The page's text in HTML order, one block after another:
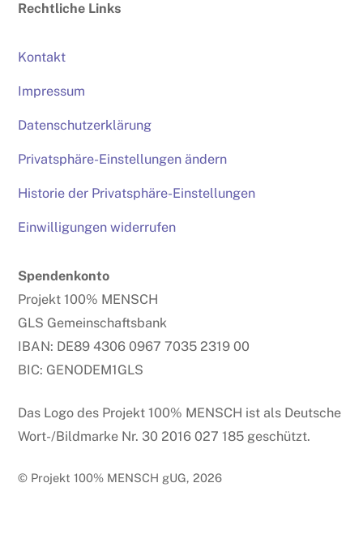
Rechtliche Links
Kontakt
Impressum
Datenschutzerklärung
Privatsphäre-Einstellungen ändern
Historie der Privatsphäre-Einstellungen
Einwilligungen widerrufen
Spendenkonto
Projekt 100% MENSCH
GLS Gemeinschaftsbank
IBAN: DE89 4306 0967 7035 2319 00
BIC: GENODEM1GLS
Das Logo des Projekt 100% MENSCH ist als Deutsche
Wort-/Bildmarke Nr. 30 2016 027 185 geschützt.
© Projekt 100% MENSCH gUG, 2026